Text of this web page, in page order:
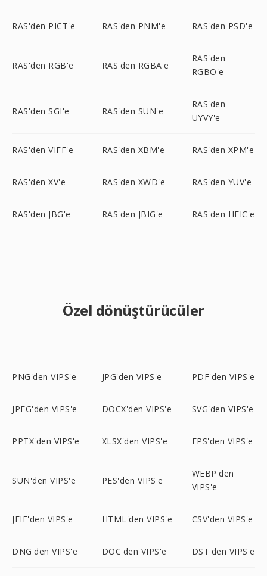
RAS'den PICT'e RAS'den PNM'e RAS'den PSD'e
RAS'den RGB'e RAS'den RGBA'e
RAS'den
RGBO'e
RAS'den SGI'e RAS'den SUN'e
RAS'den
UYVY'e
RAS'den VIFF'e RAS'den XBM'e RAS'den XPM'e
RAS'den XV'e RAS'den XWD'e RAS'den YUV'e
RAS'den JBG'e RAS'den JBIG'e RAS'den HEIC'e
Özel dönüştürücüler
PNG'den VIPS'e JPG'den VIPS'e PDF'den VIPS'e
JPEG'den VIPS'e DOCX'den VIPS'e SVG'den VIPS'e
PPTX'den VIPS'e XLSX'den VIPS'e EPS'den VIPS'e
SUN'den VIPS'e PES'den VIPS'e
WEBP'den
VIPS'e
JFIF'den VIPS'e HTML'den VIPS'e CSV'den VIPS'e
DNG'den VIPS'e DOC'den VIPS'e DST'den VIPS'e